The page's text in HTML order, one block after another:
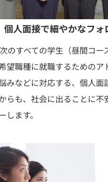
個人面接で細やかなフォ
のすべての学生（昼間コー
望職種に就職するためのア
みなどに対応する、個人面
らも、社会に出ることに不
します。